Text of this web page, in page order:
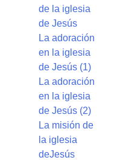
de la iglesia
de Jesús
La adoración
en la iglesia
de Jesús (1)
La adoración
en la iglesia
de Jesús (2)
La misión de
la iglesia
deJesús